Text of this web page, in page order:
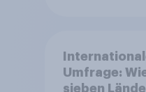
Umfrage:
sieben